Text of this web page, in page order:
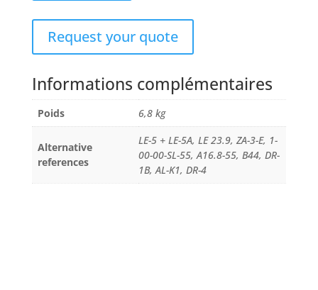
Request your quote
Informations complémentaires
Poids 6,8 kg
Alternative
references
LE-5 + LE-5A, LE 23.9, ZA-3-E, 1-
00-00-SL-55, A16.8-55, B44, DR-
1B, AL-K1, DR-4